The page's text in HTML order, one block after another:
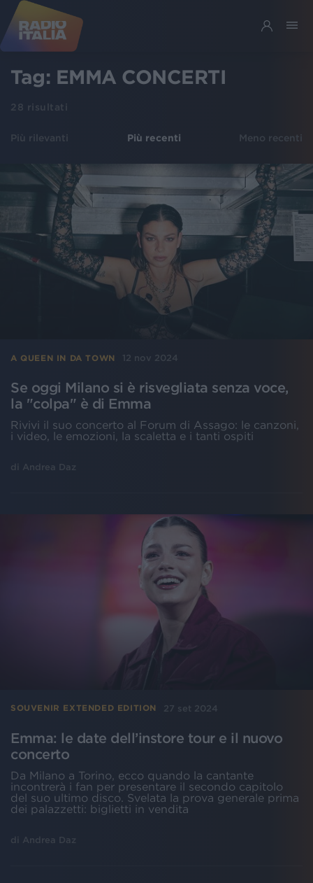
Tag: EMMA CONCERTI
28 risultati
Più rilevanti Più recenti Meno recenti
A QUEEN IN DA TOWN 12 nov 2024
Se oggi Milano si è risvegliata senza voce,
la "colpa" è di Emma
Rivivi il suo concerto al Forum di Assago: le canzoni,
i video, le emozioni, la scaletta e i tanti ospiti
di Andrea Daz
SOUVENIR EXTENDED EDITION 27 set 2024
Emma: le date dell’instore tour e il nuovo
concerto
Da Milano a Torino, ecco quando la cantante
incontrerà i fan per presentare il secondo capitolo
del suo ultimo disco. Svelata la prova generale prima
dei palazzetti: biglietti in vendita
di Andrea Daz